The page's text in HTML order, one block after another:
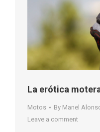
La erótica
Motos By Manel
Leave a comment